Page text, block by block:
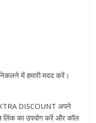
में हमारी मदद करें।
DISCOUNT अपने
लिंक का उपयोग करें और कॉल